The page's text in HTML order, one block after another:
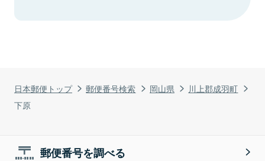
日本郵便トップ 郵便番号検索 岡山県
川上郡成羽町
下原
郵便番号を調べる